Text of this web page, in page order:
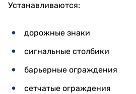
Устанавливаются:
дорожные знаки
сигнальные столбики
барьерные ограждения
сетчатые ограждения